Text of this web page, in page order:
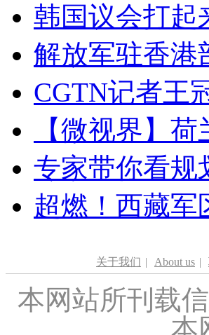
韩国议会打起
解放军驻香港
CGTN记者王
【微视界】
专家带你看规
超燃！西藏军
关于我们 | About us |
本网站所刊载
本